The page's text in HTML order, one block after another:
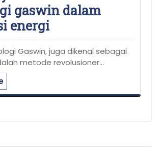
gaswin dalam
energi
Gaswin, juga dikenal sebagai
metode revolusioner…